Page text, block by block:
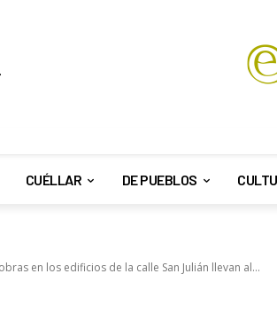
CUÉLLAR DE PUEBLOS
en los edificios de la calle San Julián llevan al...